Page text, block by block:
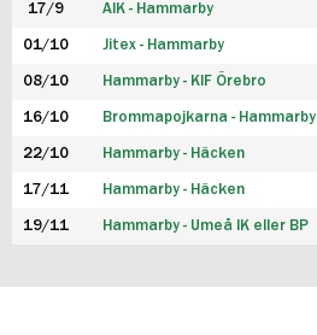
17/9 AIK - Hammarby
01/10 Jitex - Hammarby
08/10 Hammarby - KIF Örebro
16/10 Brommapojkarna - Hammarby
22/10 Hammarby - Häcken
17/11 Hammarby - Häcken
19/11 Hammarby - Umeå IK eller BP